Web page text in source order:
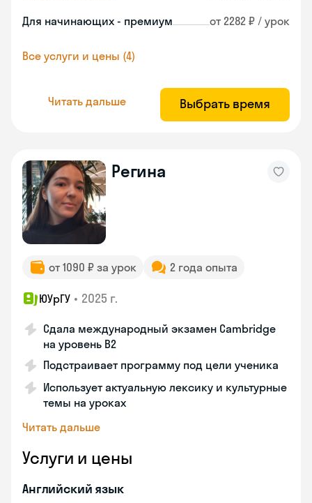
Для начинающих - премиум от 2282 ₽ / урок
Все услуги и цены (4)
Читать дальше Выбрать время
Регина
от 1090 ₽ за урок 2 года опыта
ЮУрГУ • 2025 г.
Сдала международный экзамен Cambridge
на уровень B2
Подстраивает программу под цели ученика
Использует актуальную лексику и культурные
темы на уроках
Читать дальше
Услуги и цены
Английский язык